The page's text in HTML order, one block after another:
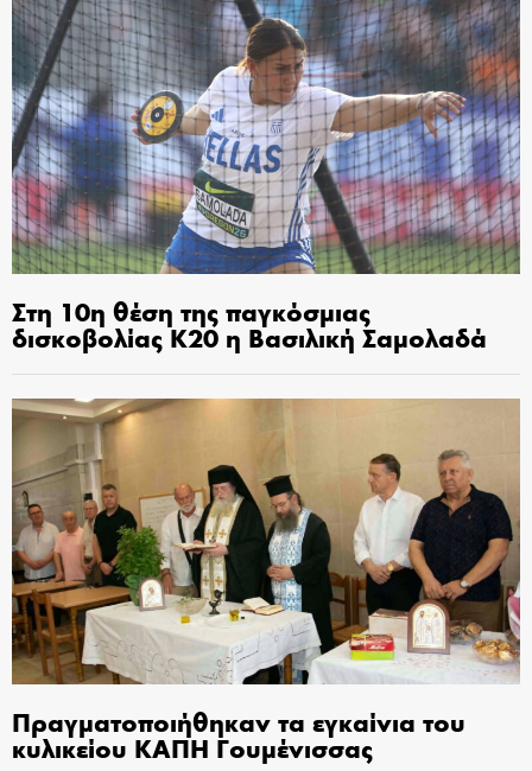
Στη 10η θέση της παγκόσμιας
δισκοβολίας Κ20 η Βασιλική Σαμολαδά
Πραγματοποιήθηκαν τα εγκαίνια του
κυλικείου ΚΑΠΗ Γουμένισσας